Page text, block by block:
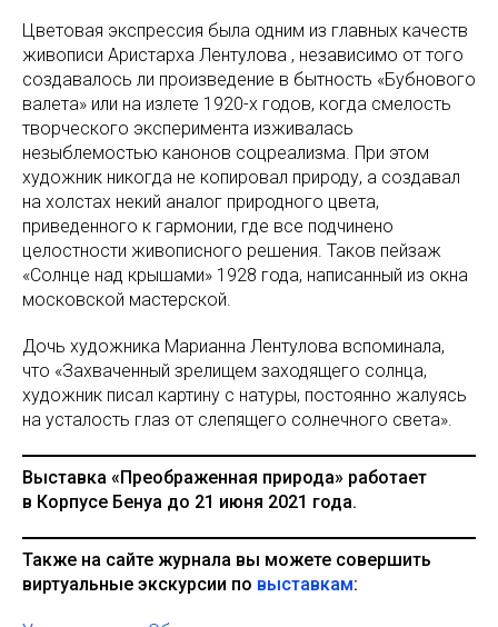
Цветовая экспрессия была одним из главных качеств
живописи Аристарха Лентулова , независимо от того
создавалось ли произведение в бытность «Бубнового
валета» или на излете 1920-х годов, когда смелость
творческого эксперимента изживалась
незыблемостью канонов соцреализма. При этом
художник никогда не копировал природу, а создавал
на холстах некий аналог природного цвета,
приведенного к гармонии, где все подчинено
целостности живописного решения. Таков пейзаж
«Солнце над крышами» 1928 года, написанный из окна
московской мастерской.
Дочь художника Марианна Лентулова вспоминала,
что «Захваченный зрелищем заходящего солнца,
художник писал картину с натуры, постоянно жалуясь
на усталость глаз от слепящего солнечного света».
Выставка «Преображенная природа» работает
в Корпусе Бенуа до 21 июня 2021 года.
Также на сайте журнала вы можете совершить
виртуальные экскурсии по выставкам: